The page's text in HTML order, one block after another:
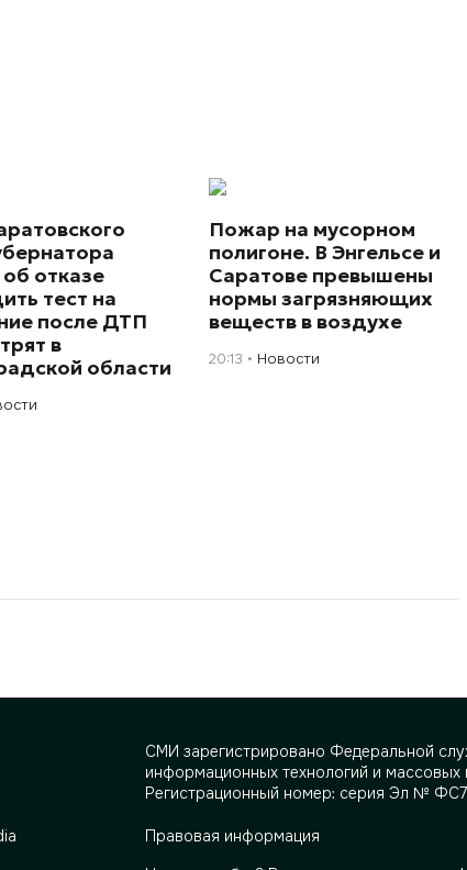
отказе
тест на
после ДТП
в
области
Пожар на мусорном
полигоне. В Энгельсе и
Саратове превышены
нормы загрязняющих
веществ в воздухе
20:13 Новости
СМИ зарегистрировано Федеральной
информационных технологий и массовых
Регистрационный номер: серия Эл №
Правовая информация